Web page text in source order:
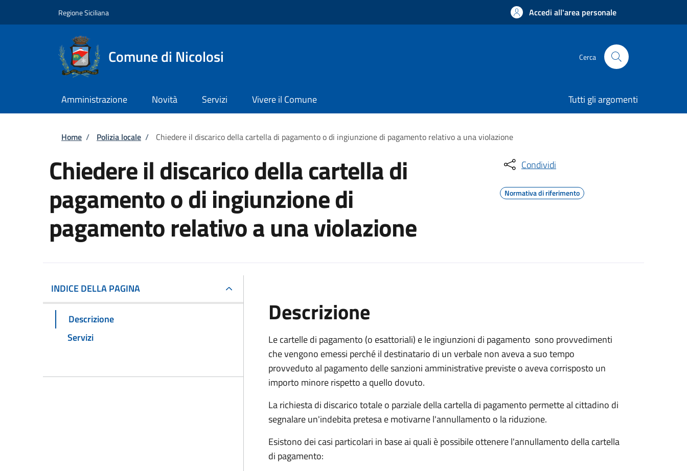
Regione Siciliana Accedi all'area personale
Comune di Nicolosi Cerca
Amministrazione Novità Servizi Vivere il Comune Tutti gli argomenti
Briciole di pane
Home / Polizia locale / Chiedere il discarico della cartella di pagamento o di ingiunzione di pagamento relativo a una violazione
Chiedere il discarico della cartella di
pagamento o di ingiunzione di
pagamento relativo a una violazione
Condividi
Normativa di riferimento
INDICE DELLA PAGINA
Descrizione
Servizi
Descrizione
Le cartelle di pagamento (o esattoriali) e le ingiunzioni di pagamento sono provvedimenti
che vengono emessi perché il destinatario di un verbale non aveva a suo tempo
provveduto al pagamento delle sanzioni amministrative previste o aveva corrisposto un
importo minore rispetto a quello dovuto.
La richiesta di discarico totale o parziale della cartella di pagamento permette al cittadino di
segnalare un'indebita pretesa e motivarne l'annullamento o la riduzione.
Esistono dei casi particolari in base ai quali è possibile ottenere l'annullamento della cartella
di pagamento: